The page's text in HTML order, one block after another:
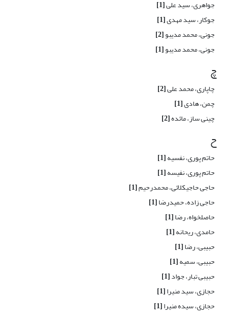
جواهری، سید علی[1]
جوکار، سید مهدی[1]
جونی، محمد مدیبو[2]
جونی، محمد مدیبو[1]
چ
چاپاری، محمد علی[2]
چمن، هادی[1]
چینی ساز، مائده[2]
ح
حاتم پوری، نفسیه[1]
حاتم پوری، نفیسه[1]
حاجی حاجیکلائی، محمدرحیم[1]
حاجی زاده، حمیدرضا[1]
حاصلخواه، رضا[1]
حامدی، ریحانه[1]
حبیبی، رضا[1]
حبیبی، سمیه[1]
حبیبی تبار، جواد[1]
حجازی، سید منیرا[1]
حجازی، سیده منیرا[1]